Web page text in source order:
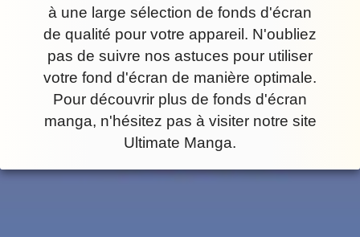
à une large sélection de fonds d'écran
de qualité pour votre appareil. N'oubliez
pas de suivre nos astuces pour utiliser
votre fond d'écran de manière optimale.
Pour découvrir plus de fonds d'écran
manga, n'hésitez pas à visiter notre site
Ultimate Manga.